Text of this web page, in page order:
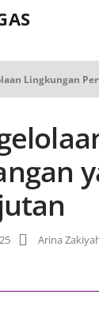
Lingkungan
Arina